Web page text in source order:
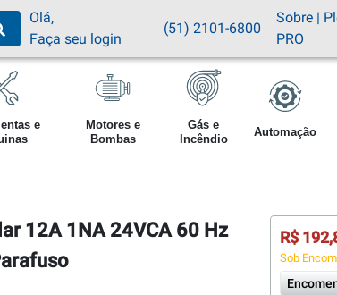
Olá,
Faça seu login
(51) 2101-6800
Sobre|
PRO
e
Motores e
Bombas
Gás e
Incêndio
Automação
12A 1NA 24VCA 60 Hz
R$
Sob